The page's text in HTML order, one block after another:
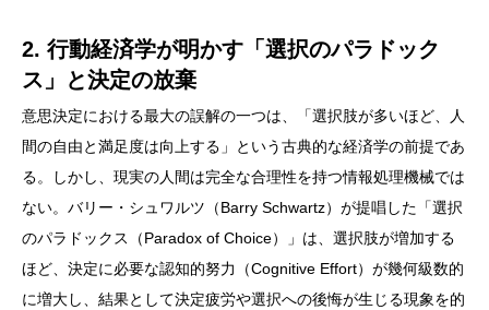
2. 行動経済学が明かす「選択のパラドック
ス」と決定の放棄
意思決定における最大の誤解の一つは、「選択肢が多いほど、人
間の自由と満足度は向上する」という古典的な経済学の前提であ
る。しかし、現実の人間は完全な合理性を持つ情報処理機械では
ない。バリー・シュワルツ（Barry Schwartz）が提唱した「選択
のパラドックス（Paradox of Choice）」は、選択肢が増加する
ほど、決定に必要な認知的努力（Cognitive Effort）が幾何級数的
に増大し、結果として決定疲労や選択への後悔が生じる現象を的